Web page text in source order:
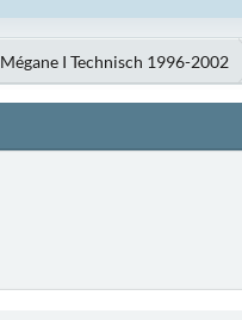
Mégane I Technisch 1996-2002